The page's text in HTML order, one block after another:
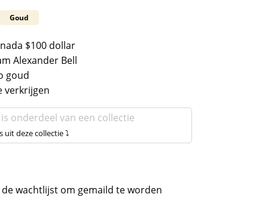
Goud
$100 dollar
Alexander Bell
goud
verkrijgen
onderdeel van een collectie
uit deze collectie ⤵
wachtlijst om gemaild te worden